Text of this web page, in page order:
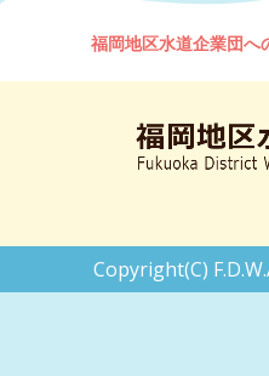
福岡地区水道企業団へ
Copyright(C)